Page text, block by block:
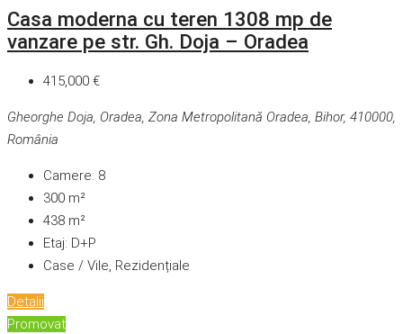
Casa moderna cu teren 1308 mp de
vanzare pe str. Gh. Doja – Oradea
415,000 €
Gheorghe Doja, Oradea, Zona Metropolitană Oradea, Bihor, 410000,
România
Camere: 8
300 m²
438 m²
Etaj: D+P
Case / Vile, Rezidențiale
Detalii
Promovat